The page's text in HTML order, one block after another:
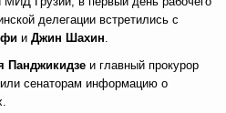
делегации встретились с
и Джин Шахин.
Панджикидзе и главный прокурор
сенаторам информацию о